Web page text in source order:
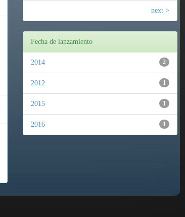
next >
Fecha de lanzamiento
2
2014
1
2012
1
2015
1
2016